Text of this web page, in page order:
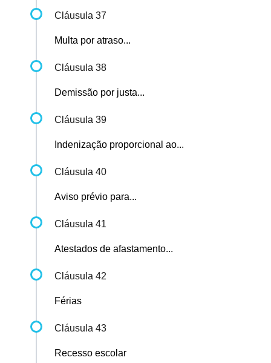
Cláusula 37
Multa por atraso...
Cláusula 38
Demissão por justa...
Cláusula 39
Indenização proporcional ao...
Cláusula 40
Aviso prévio para...
Cláusula 41
Atestados de afastamento...
Cláusula 42
Férias
Cláusula 43
Recesso escolar